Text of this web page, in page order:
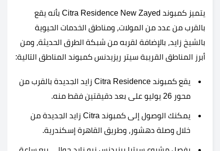
يتميز كمبوند Citra Residence New Zayed بأنه يقع
بالقرب من عدد من المولات، ومناطق الخدمات الحيوية
بالشيخ زايد، بالإضافة لقربه من شبكة الطرق الحديثة، ومن
أبرز المناطق القريبة سيتر ريزيدنس كمبوند المناطق التالية:
يقع كمبوند Citra Residence زايد الجديدة بالقرب من
محور 26 يوليو على بعد دقيقتين فقط منه.
يمكنك الوصول إلى كمبوند Citra زايد الجديدة من
خلال وصلة دهشور، وطريق القاهرة إسكندرية.